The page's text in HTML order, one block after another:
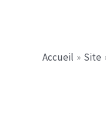
Accueil Site